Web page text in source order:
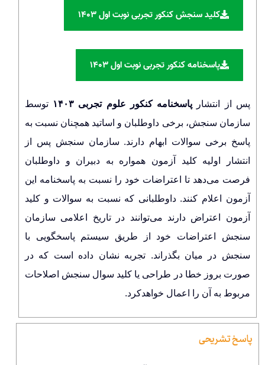
کلید سنجش کنکور تجربی نوبت اول ۱۴۰۳
پاسخنامه کنکور تجربی نوبت اول ۱۴۰۳
پس از انتشار پاسخنامه کنکور علوم تجربی ۱۴۰۳
توسط
سازمان سنجش، برخی داوطلبان و اساتید همچنان نسبت به
پاسخ برخی سوالات ابهام دارند. سازمان سنجش پس از
انتشار اولیه کلید آزمون همواره به دبیران و داوطلبان
فرصت می‌دهد تا اعتراضات خود را نسبت به پاسخنامه این
آزمون اعلام کنند. داوطلبانی که نسبت به سوالات و کلید
آزمون اعتراض دارند می‌توانند در تاریخ اعلامی سازمان
سنجش اعتراضات خود از طریق سیستم پاسخگویی با
سنجش در میان بگذراند. تجربه نشان داده است که در
صورت بروز خطا در طراحی یا کلید سوال سنجش اصلاحات
مربوط به آن را اعمال خواهدکرد.
پاسخ تشریحی